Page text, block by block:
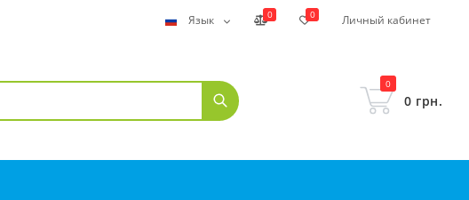
Язык 0 0 Личный кабинет
0
0 грн.